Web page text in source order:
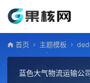
首页 主题模板
蓝色大气物流运输公